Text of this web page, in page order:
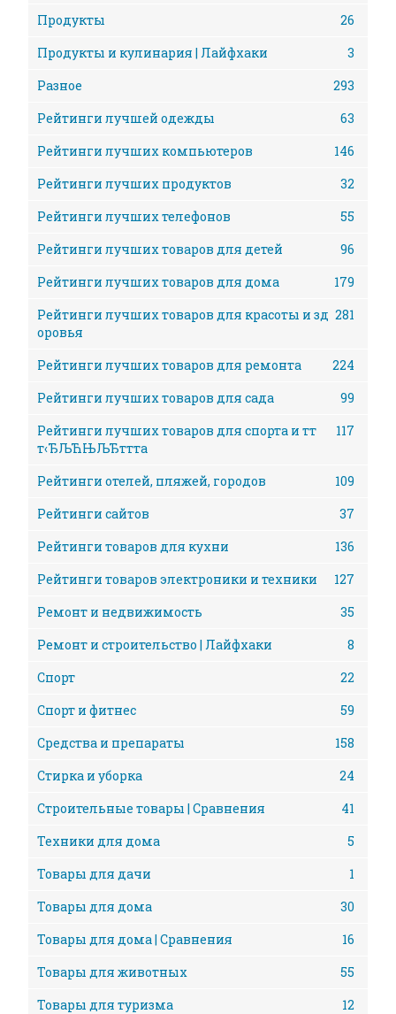
Продукты
26
Продукты и кулинария | Лайфхаки
3
Разное
293
Рейтинги лучшей одежды
63
Рейтинги лучших компьютеров
146
Рейтинги лучших продуктов
32
Рейтинги лучших телефонов
55
Рейтинги лучших товаров для детей
96
Рейтинги лучших товаров для дома
179
Рейтинги лучших товаров для красоты и зд
оровья
281
Рейтинги лучших товаров для ремонта
224
Рейтинги лучших товаров для сада
99
Рейтинги лучших товаров для спорта и тт
т‹ЂЉЋЊЉЂттта
117
Рейтинги отелей, пляжей, городов
109
Рейтинги сайтов
37
Рейтинги товаров для кухни
136
Рейтинги товаров электроники и техники
127
Ремонт и недвижимость
35
Ремонт и строительство | Лайфхаки
8
Спорт
22
Спорт и фитнес
59
Средства и препараты
158
Стирка и уборка
24
Строительные товары | Сравнения
41
Техники для дома
5
Товары для дачи
1
Товары для дома
30
Товары для дома | Сравнения
16
Товары для животных
55
Товары для туризма
12